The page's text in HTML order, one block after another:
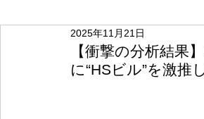
【衝撃の分析結果
に“HSビル”を激
2025年11月21日